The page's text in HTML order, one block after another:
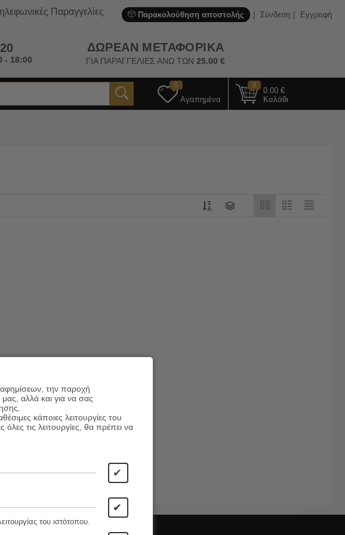
Παρακολούθηση αποστολής Σύνδεση Εγγραφή
Παραγγελίες
- 18:00
ΔΩΡΕΑΝ ΜΕΤΑΦΟΡΙΚΑ
ΓΙΑ ΠΑΡΑΓΓΕΛΙΕΣ ΑΝΩ ΤΩΝ25.00 €
0
Αγαπημένα
0
0.00 €
Καλάθι
την παροχή
αλλά και για να σας
κάποιες λειτουργίες του
τις λειτουργίες, θα πρέπει να
✔
✔
του ιστότοπου.